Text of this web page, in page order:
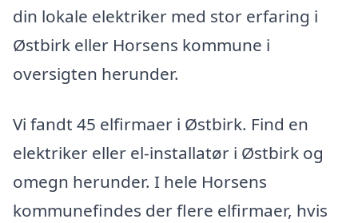
din lokale elektriker med stor erfaring i
Østbirk eller Horsens kommune i
oversigten herunder.
Vi fandt 45 elfirmaer i Østbirk. Find en
elektriker eller el-installatør i Østbirk og
omegn herunder. I hele Horsens
kommunefindes der flere elfirmaer, hvis